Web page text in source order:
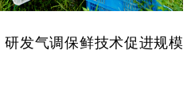
发气调保鲜技术促进规模